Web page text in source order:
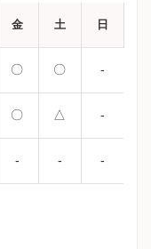
金 土 日
〇 〇 -
〇 △ -
- - -